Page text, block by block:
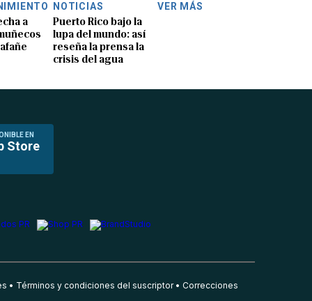
a
NOTICIAS
Puerto Rico bajo la
lupa del mundo: así
reseña la prensa la
crisis del agua
VER MÁS
EN
Store
Términos y condiciones del suscriptor Correcciones